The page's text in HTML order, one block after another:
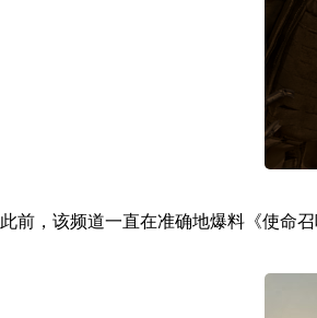
此前，该频道一直在准确地爆料《使命